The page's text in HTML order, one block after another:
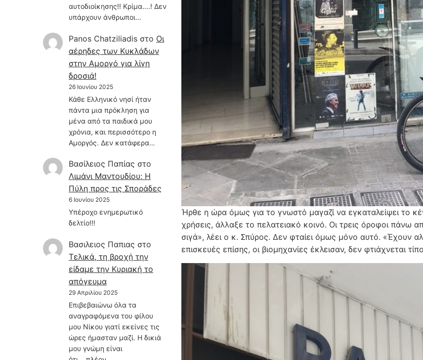
αυτοδιοίκησης!! Κρίμα....! Δεν
υπάρχουν άνθρωποι…
Panos Chatziliadis στο Οι
αέρηδες των Κυκλάδων
στην Αμοργό για λίγη
δροσιά!
26 Ιουνίου 2025
Κάθε Ελληνικό νησί ήταν
πάντα μια πρόκληση για
μένα από τα παιδικά μου
χρόνια, και περισσότερο η
Αμοργός. Δεν κατάφερα…
Βασίλειος Παπίας στο
Λιμάνι Μαντουδίου: Η
Πύλη προς τις Σποράδες
6 Ιουνίου 2025
Υπέροχο ενημερωτικό
δελτίο!!!
Βασιλειος Παπιας στο
Τελικά, τη βροχή την
είδαμε την Κυριακή το
απόγευμα
29 Απριλίου 2025
Επιβεβαιώνω όλα τα
αναγραφόμενα του φίλου
μου Νίκου γιατί εκείνες τις
ώρες ήμασταν μαζί. Η δικιά
μου γνώμη είναι
Ήρθε η ώρα όμως για το γνωστό μαγαζί να εγκαταλείψει το
χρήσεις, άλλαξε το πελατειακό κοινό. Οι τρεις όροφοι πάνω
σιγά», λέει ο κ. Σπύρος. Δεν φταίει όμως μόνο αυτό. «Έχουν
επισκευές επίσης, οι βιομηχανίες έκλεισαν, δεν φτιάχνεται